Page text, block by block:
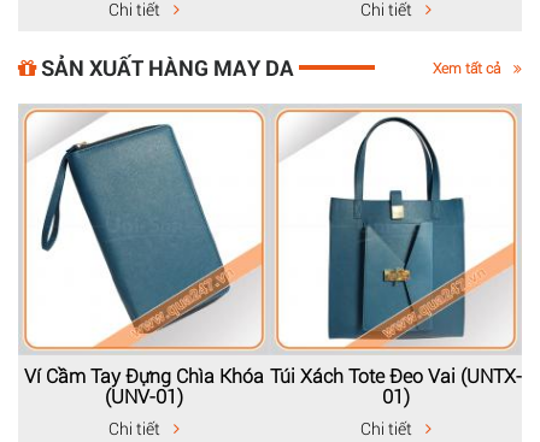
Chi tiết Chi tiết
SẢN XUẤT HÀNG MAY DA Xem tất cả
Ví Cầm Tay Đựng Chìa Khóa
(UNV-01)
Chi tiết
Túi Xách Tote Đeo Vai (UNTX-
01)
Chi tiết